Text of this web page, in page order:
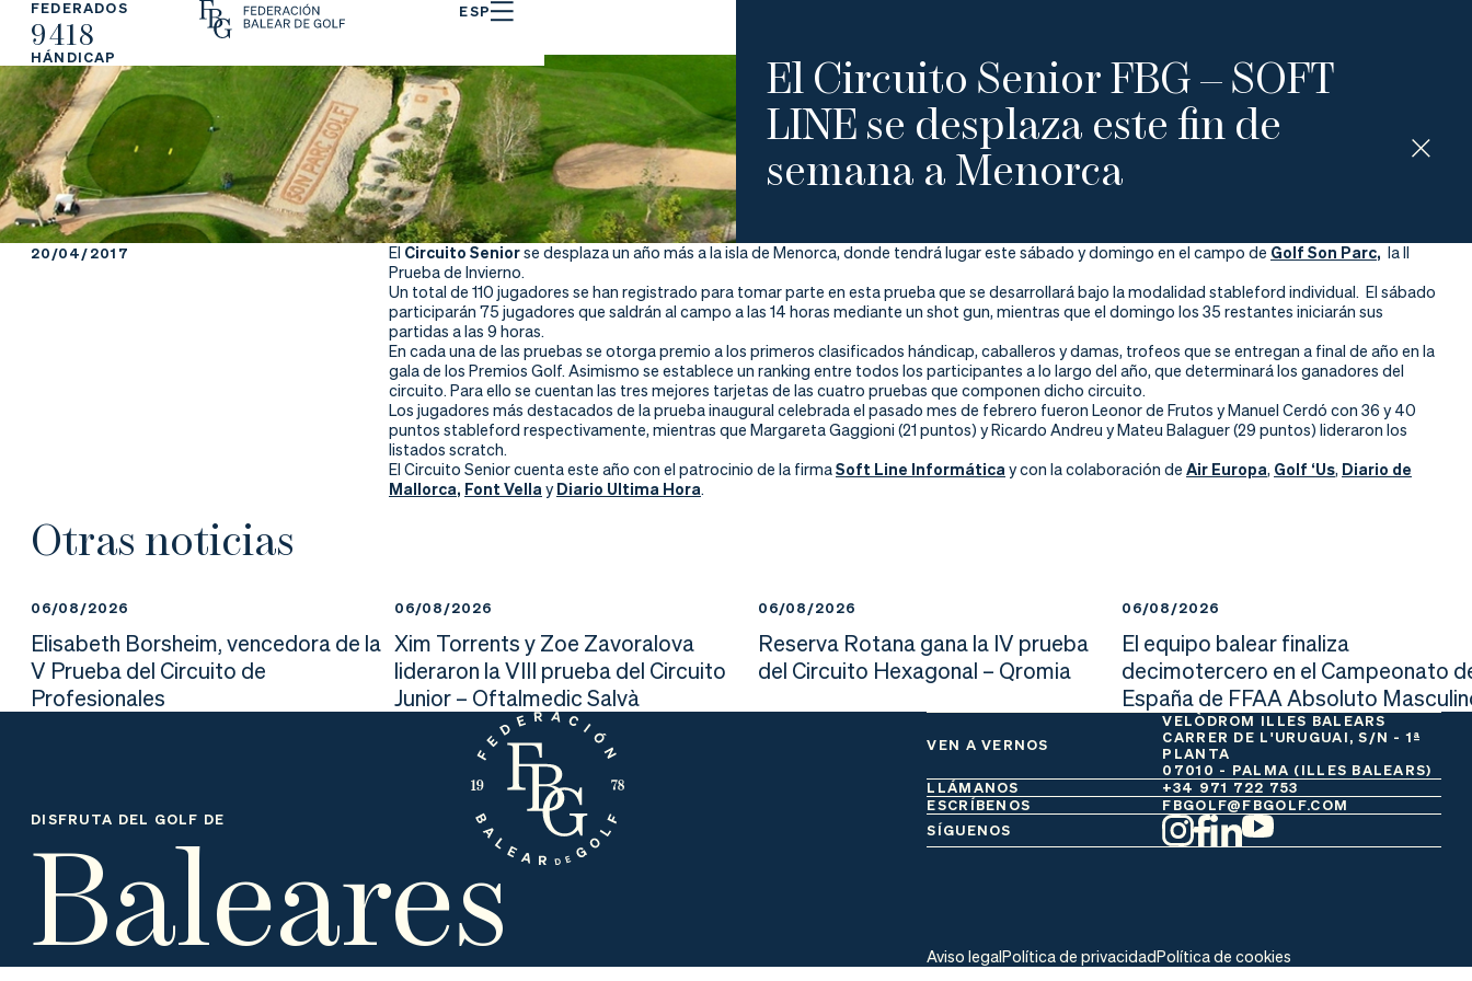
FEDERADOS
9418
HÁNDICAP
ESP
La
Fe
de
ra
ci
Fe
de
ra
rs
e
Ju
ga
r
nd
er
ali
da
d
da
El Circuito Senior FBG – SOFT
LINE se desplaza este fin de
semana a Menorca
20/04/2017 El Circuito Seniorse desplaza un año más a la isla de Menorca, donde tendrá lugar este sábado y domingo en el campo de Golf Son Parc, la II
Prueba de Invierno.
Un total de 110 jugadores se han registrado para tomar parte en esta prueba que se desarrollará bajo la modalidad stableford individual. El sábado
participarán 75 jugadores que saldrán al campo a las 14 horas mediante un shot gun, mientras que el domingo los 35 restantes iniciarán sus
partidas a las 9 horas.
En cada una de las pruebas se otorga premio a los primeros clasificados hándicap, caballeros y damas, trofeos que se entregan a final de año en la
gala de los Premios Golf. Asimismo se establece un ranking entre todos los participantes a lo largo del año, que determinará los ganadores del
circuito. Para ello se cuentan las tres mejores tarjetas de las cuatro pruebas que componen dicho circuito.
Los jugadores más destacados de la prueba inaugural celebrada el pasado mes de febrero fueron Leonor de Frutos y Manuel Cerdó con 36 y 40
puntos stableford respectivamente, mientras que Margareta Gaggioni (21 puntos) y Ricardo Andreu y Mateu Balaguer (29 puntos) lideraron los
listados scratch.
El Circuito Senior cuenta este año con el patrocinio de la firmaSoft Line Informática y con la colaboración de Air Europa, Golf ‘Us, Diario de
Mallorca, Font Vella y Diario Ultima Hora.
Otras noticias
06/08/2026
Elisabeth Borsheim, vencedora de la
V Prueba del Circuito de
Profesionales
06/08/2026
Xim Torrents y Zoe Zavoralova
lideraron la VIII prueba del Circuito
Junior – Oftalmedic Salvà
06/08/2026
Reserva Rotana gana la IV prueba
del Circuito Hexagonal – Qromia
06/08/2026
El equipo balear finaliza
decimotercero en el Campeonato
España de FFAA Absoluto
DISFRUTA DEL GOLF DE
Baleares
VEN A VERNOS
VELÒDROM ILLES BALEARS
CARRER DE L'URUGUAI, S/N - 1ª
PLANTA
07010 - PALMA (ILLES BALEARS)
LLÁMANOS
+34 971 722 753
ESCRÍBENOS
FBGOLF@FBGOLF.COM
SÍGUENOS
Aviso legalPolítica de privacidadPolítica de cookies